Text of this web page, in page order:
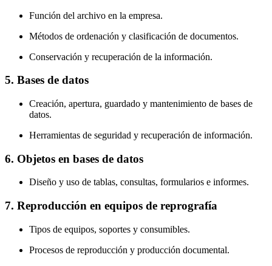
Función del archivo en la empresa.
Métodos de ordenación y clasificación de documentos.
Conservación y recuperación de la información.
5. Bases de datos
Creación, apertura, guardado y mantenimiento de bases de
datos.
Herramientas de seguridad y recuperación de información.
6. Objetos en bases de datos
Diseño y uso de tablas, consultas, formularios e informes.
7. Reproducción en equipos de reprografía
Tipos de equipos, soportes y consumibles.
Procesos de reproducción y producción documental.